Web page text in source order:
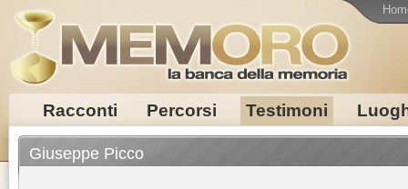
Racconti Percorsi Testimoni
Giuseppe Picco